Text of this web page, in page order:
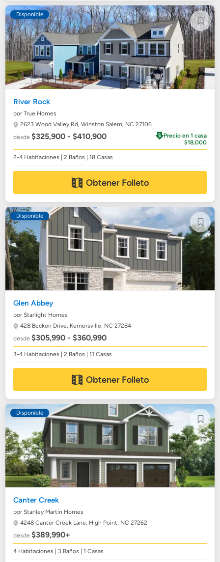
Disponible
River Rock
por True Homes
2623 Wood Valley Rd,Winston Salem, NC 27106
desde$325,900 - $410,900
Precio en 1 casa
$18,000
2-4 Habitaciones | 2 Baños | 18 Casas
Obtener Folleto
Disponible
Glen Abbey
por Starlight Homes
428 Beckon Drive, Kernersville, NC 27284
desde$305,990 - $360,990
3-4 Habitaciones | 2 Baños | 11 Casas
Obtener Folleto
Disponible
Canter Creek
por Stanley Martin Homes
4248 Canter Creek Lane, High Point, NC 27262
desde$389,990+
4 Habitaciones | 3 Baños | 1 Casas